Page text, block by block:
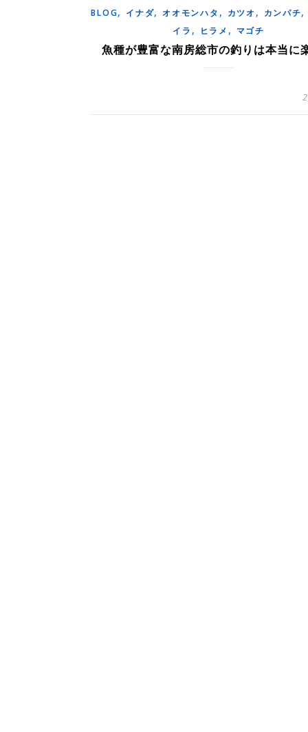
BLOG, イナダ,オオモンハタ , カツオ , カンパチ
イラ , ヒラメ , マゴチ
魚種が豊富な南房総市の釣りは本当に